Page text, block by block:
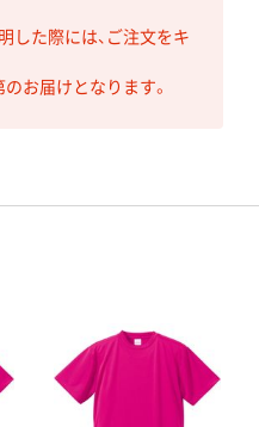
した際には、ご注文をキ
お届けとなります。